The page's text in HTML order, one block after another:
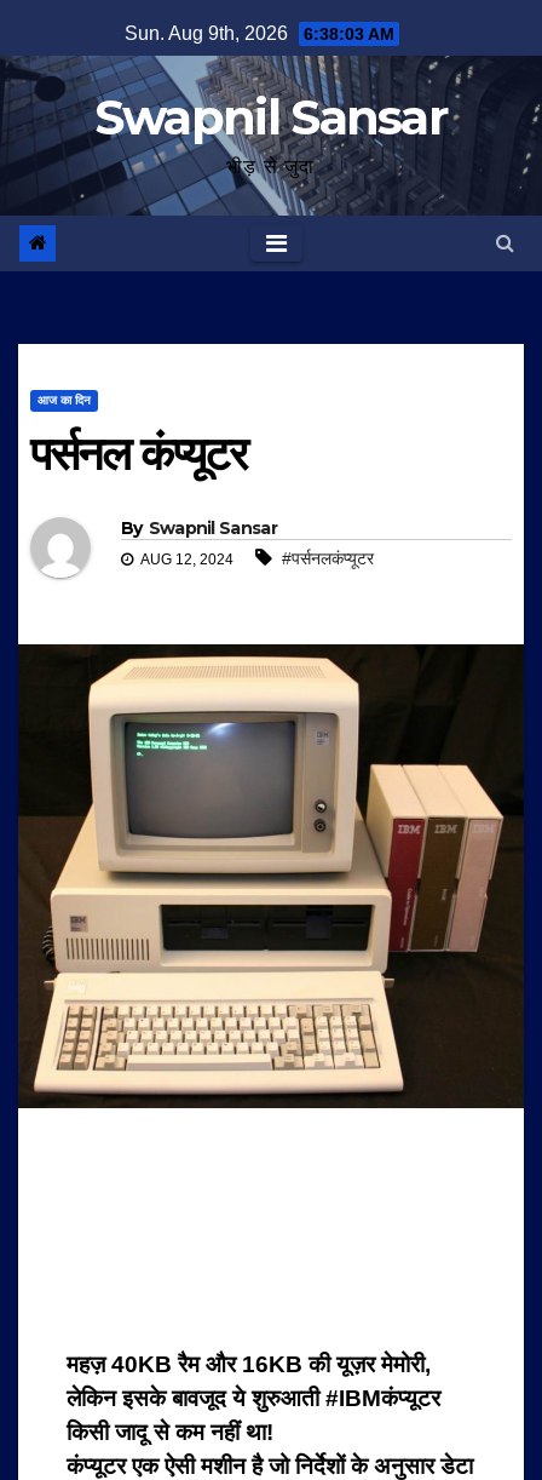
to
content
Sun. Aug 9th, 2026 6:38:04 AM
Swapnil Sansar
भीड़ से जुदा
आज का दिन
पर्सनल कंप्यूटर
By Swapnil Sansar
AUG 12, 2024 #पर्सनलकंप्यूटर
महज़ 40KB रैम और 16KB की यूज़र मेमोरी,
लेकिन इसके बावजूद ये शुरुआती#IBMकंप्यूटर
किसी जादू से कम नहीं था!
कंप्यूटर एक ऐसी मशीन है जो निर्देशों के अनुसार डेटा